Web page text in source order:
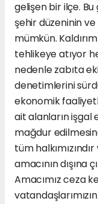
gelişen bir ilçe.
şehir düzeninin
mümkün.
tehlikeye atıyor
nedenle zabıta
denetimlerini
ekonomik
ait alanların işgal
mağdur
tüm
amacının dışına
Amacımız ceza